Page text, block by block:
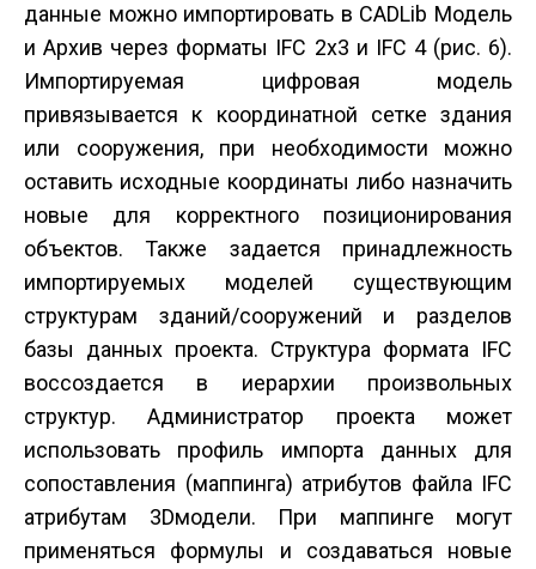
данные можно импортировать в CADLib Модель
и Архив через форматы IFC 2х3 и IFC 4 (рис. 6).
Импортируемая цифровая модель
привязывается к координатной сетке здания
или сооружения, при необходимости можно
оставить исходные координаты либо назначить
новые для корректного позиционирования
объектов. Также задается принадлежность
импортируемых моделей существующим
структурам зданий/сооружений и разделов
базы данных проекта. Структура формата IFC
воссоздается в иерархии произвольных
структур. Администратор проекта может
использовать профиль импорта данных для
сопоставления (маппинга) атрибутов файла IFC
атрибутам 3D­модели. При маппинге могут
применяться формулы и создаваться новые